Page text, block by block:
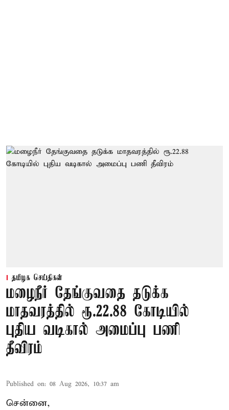
தமிழக செய்திகள்
மழைநீர் தேங்குவதை தடுக்க
மாதவரத்தில் ரூ.22.88 கோடியில்
புதிய வடிகால் அமைப்பு பணி
தீவிரம்
Published on: 08 Aug 2026, 10:37 am
சென்னை,